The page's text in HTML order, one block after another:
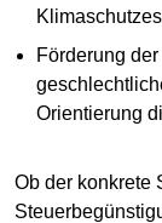
Förderung
Orientierung
Ob der konkrete